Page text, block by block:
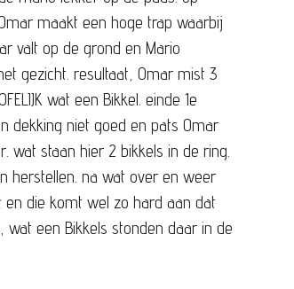
maakt een hoge trap waarbij
valt op de grond en Mario
gezicht. resultaat, Omar mist 3
wat een Bikkel. einde 1e
dekking niet goed en pats Omar
wat staan hier 2 bikkels in de ring.
herstellen. na wat over en weer
die komt wel zo hard aan dat
wat een Bikkels stonden daar in de